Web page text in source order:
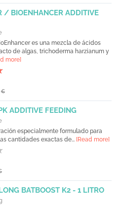
/ BIOENHANCER ADDITIVE
es una mezcla de ácidos
de algas, trichoderma harzianum y
more]
€
ADDITIVE FEEDING
especialmente formulado para
cantidades exactas de... [Read more]
BATBOOST K2 - 1 LITRO